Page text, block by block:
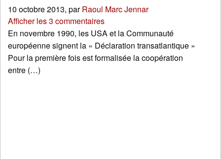
10 octobre 2013, parRaoul Marc Jennar
Afficher les 3 commentaires
En novembre 1990, les USA et la Communauté
européenne signent la « Déclaration transatlantique »
Pour la première fois est formalisée la coopération
entre (…)